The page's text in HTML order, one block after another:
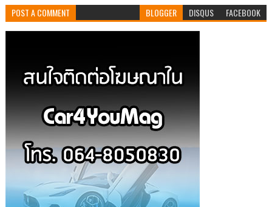
POST A COMMENT BLOGGER DISQUS FACEBOOK